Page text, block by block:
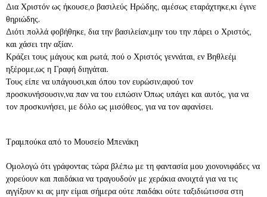
Δια Χριστόν ως ήκουσε,ο βασιλεύς Ηρώδης, αμέσως εταράχτηκε,κι έγινε
θηριώδης.
Διότι πολλά φοβήθηκε, δια την βασιλείαν,μην του την πάρει ο Χριστός,
και χάσει την αξίαν.
Κράζει τους μάγους και ρωτά, πού ο Χριστός γεννάται, εν Βηθλεέμ
ηξέρομε,ως η Γραφή διηγάται.
Τους είπε να υπάγουσι,και όπου τον ευρώσιν,αφού τον
προσκυνήσουσιν,να παν να του ειπώσιν Όπως υπάγει και αυτός, για να
τον προσκυνήσει, με δόλο ως μισόθεος, για να τον αφανίσει.
Τραμπούκα από το Μουσείο Μπενάκη
Ομολογώ ότι γράφοντας τώρα βλέπω με τη φαντασία μου χιονονιφάδες να
χορεύουν και παιδάκια να τραγουδούν με χεράκια ανοιχτά για να τις
αγγίξουν κι ας μην είμαι σήμερα ούτε παιδάκι ούτε ταξιδιώτισσα στη